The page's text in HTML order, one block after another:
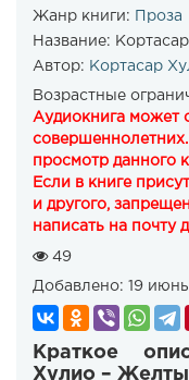
Жанр книги:
Проза
Название:
Автор: Кортасар
Возрастные
Аудиокнига может
просмотр
Если в книге
и другого,
написать на почту
49
Добавлено: 19
Краткое
Хулио –